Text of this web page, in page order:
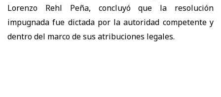
Lorenzo Rehl Peña, concluyó que la resolución
impugnadafue dictada por la autoridad competente y
dentro del marco de sus atribuciones legales.